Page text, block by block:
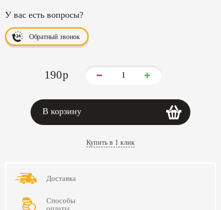
У вас есть вопросы?
Обратный звонок
190p
В корзину
Купить в 1 клик
Доставка
Способы
оплаты